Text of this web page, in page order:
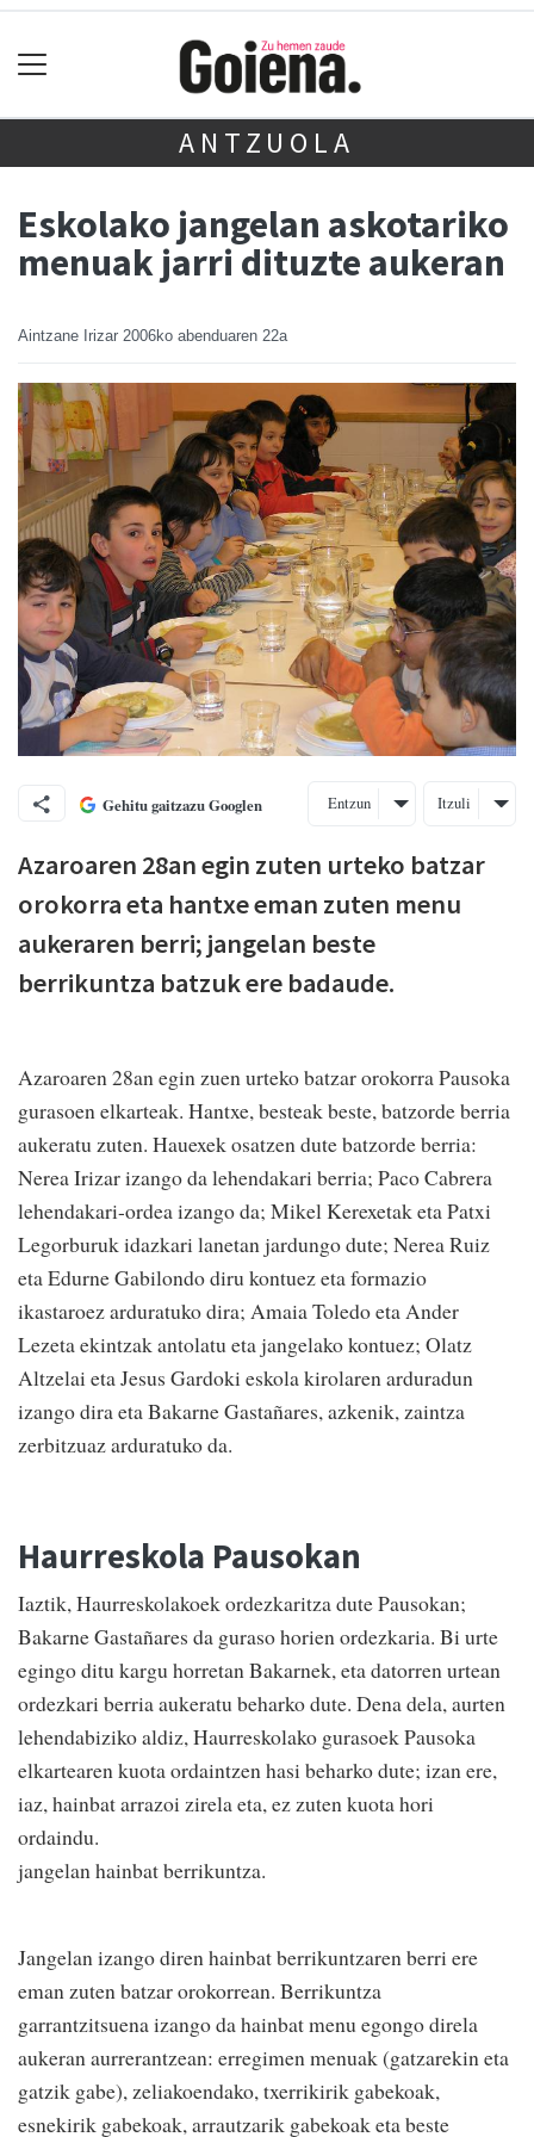
ANTZUOLA
Eskolako jangelan askotariko
menuak jarri dituzte aukeran
Aintzane Irizar 2006ko abenduaren 22a
Gehitu gaitzazu Googlen Entzun Itzuli
Azaroaren 28an egin zuten urteko batzar
orokorra eta hantxe eman zuten menu
aukeraren berri; jangelan beste
berrikuntza batzuk ere badaude.
Azaroaren 28an egin zuen urteko batzar orokorra Pausoka
gurasoen elkarteak. Hantxe, besteak beste, batzorde berria
aukeratu zuten. Hauexek osatzen dute batzorde berria:
Nerea Irizar izango da lehendakari berria; Paco Cabrera
lehendakari-ordea izango da; Mikel Kerexetak eta Patxi
Legorburuk idazkari lanetan jardungo dute; Nerea Ruiz
eta Edurne Gabilondo diru kontuez eta formazio
ikastaroez arduratuko dira; Amaia Toledo eta Ander
Lezeta ekintzak antolatu eta jangelako kontuez; Olatz
Altzelai eta Jesus Gardoki eskola kirolaren arduradun
izango dira eta Bakarne Gastañares, azkenik, zaintza
zerbitzuaz arduratuko da.
Haurreskola Pausokan
Iaztik, Haurreskolakoek ordezkaritza dute Pausokan;
Bakarne Gastañares da guraso horien ordezkaria. Bi urte
egingo ditu kargu horretan Bakarnek, eta datorren urtean
ordezkari berria aukeratu beharko dute. Dena dela, aurten
lehendabiziko aldiz, Haurreskolako gurasoek Pausoka
elkartearen kuota ordaintzen hasi beharko dute; izan ere,
iaz, hainbat arrazoi zirela eta, ez zuten kuota hori
ordaindu.
jangelan hainbat berrikuntza.
Jangelan izango diren hainbat berrikuntzaren berri ere
eman zuten batzar orokorrean. Berrikuntza
garrantzitsuena izango da hainbat menu egongo direla
aukeran aurrerantzean: erregimen menuak (gatzarekin eta
gatzik gabe), zeliakoendako, txerrikirik gabekoak,
esnekirik gabekoak, arrautzarik gabekoak eta beste